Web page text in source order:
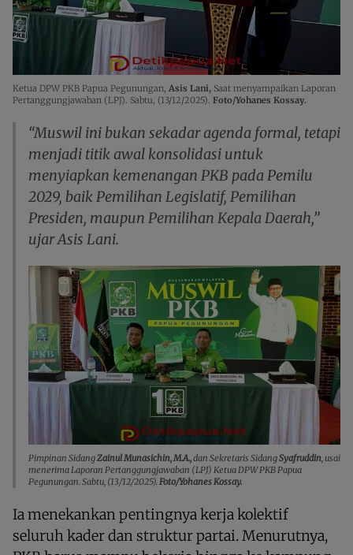
Ketua DPW PKB Papua Pegunungan, Asis Lani, Saat menyampaikan Laporan
Pertanggungjawaban (LPJ). Sabtu, (13/12/2025). Foto/Yohanes Kossay.
“Muswil ini bukan sekadar agenda formal, tetapi
menjadi titik awal konsolidasi untuk
menyiapkan kemenangan PKB pada Pemilu
2029, baik Pemilihan Legislatif, Pemilihan
Presiden, maupun Pemilihan Kepala Daerah,”
ujar Asis Lani.
Pimpinan SidangZainul Munasichin, M.A.,dan Sekretaris SidangSyafruddin , usai
menerima Laporan Pertanggungjawaban (LPJ) Ketua DPW PKB Papua
Pegunungan. Sabtu, (13/12/2025). Foto/Yohanes Kossay.
Ia menekankan pentingnya kerja kolektif
seluruh kader dan struktur partai. Menurutnya,